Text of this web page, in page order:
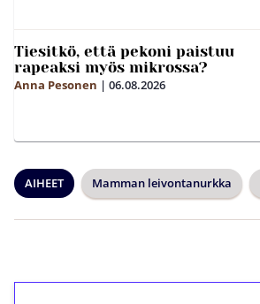
Tiesitkö, että pekoni paistuu
rapeaksi myös mikrossa?
Anna Pesonen | 06.08.2026
AIHEET Mamman leivontanurkka